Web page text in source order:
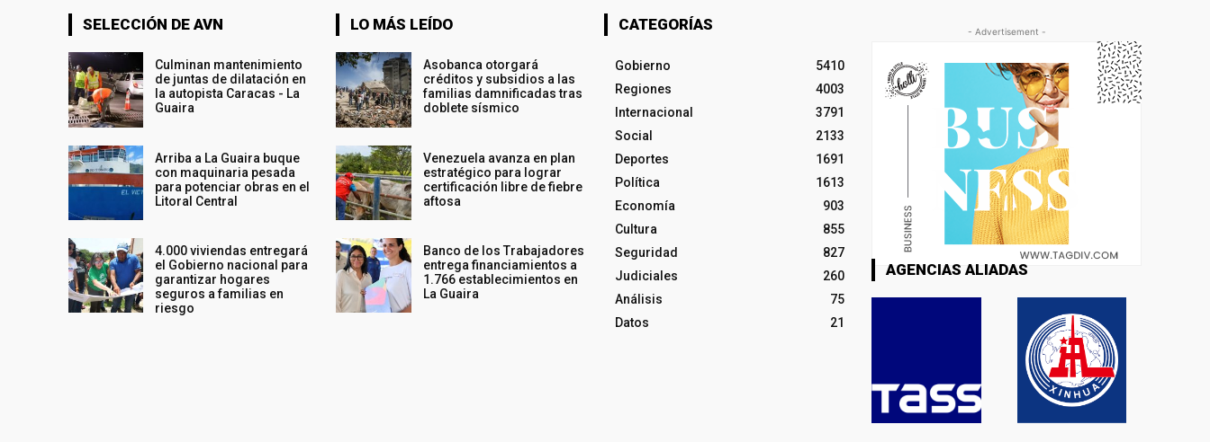
SELECCIÓN DE AVN
Culminan mantenimiento
de juntas de dilatación en
la autopista Caracas - La
Guaira
Arriba a La Guaira buque
con maquinaria pesada
para potenciar obras en el
Litoral Central
4.000 viviendas entregará
el Gobierno nacional para
garantizar hogares
seguros a familias en
riesgo
LO MÁS LEÍDO
Asobanca otorgará
créditos y subsidios a las
familias damnificadas tras
doblete sísmico
Venezuela avanza en plan
estratégico para lograr
certificación libre de fiebre
aftosa
Banco de los Trabajadores
entrega financiamientos a
1.766 establecimientos en
La Guaira
CATEGORÍAS
Gobierno
5410
Regiones
4003
Internacional
3791
Social
2133
Deportes
1691
Política
1613
Economía
903
Cultura
855
Seguridad
827
Judiciales
260
Análisis
75
Datos
21
- Advertisement -
AGENCIAS ALIADAS